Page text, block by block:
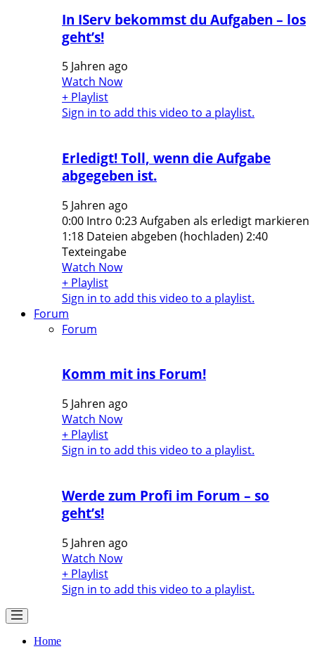
In IServ bekommst du Aufgaben – los
geht’s!
5 Jahren ago
Watch Now
+ Playlist
Sign in to add this video to a playlist.
Erledigt! Toll, wenn die Aufgabe
abgegeben ist.
5 Jahren ago
0:00 Intro 0:23 Aufgaben als erledigt markieren
1:18 Dateien abgeben (hochladen) 2:40
Texteingabe
Watch Now
+ Playlist
Sign in to add this video to a playlist.
Forum
Forum
Komm mit ins Forum!
5 Jahren ago
Watch Now
+ Playlist
Sign in to add this video to a playlist.
Werde zum Profi im Forum – so
geht’s!
5 Jahren ago
Watch Now
+ Playlist
Sign in to add this video to a playlist.
Home